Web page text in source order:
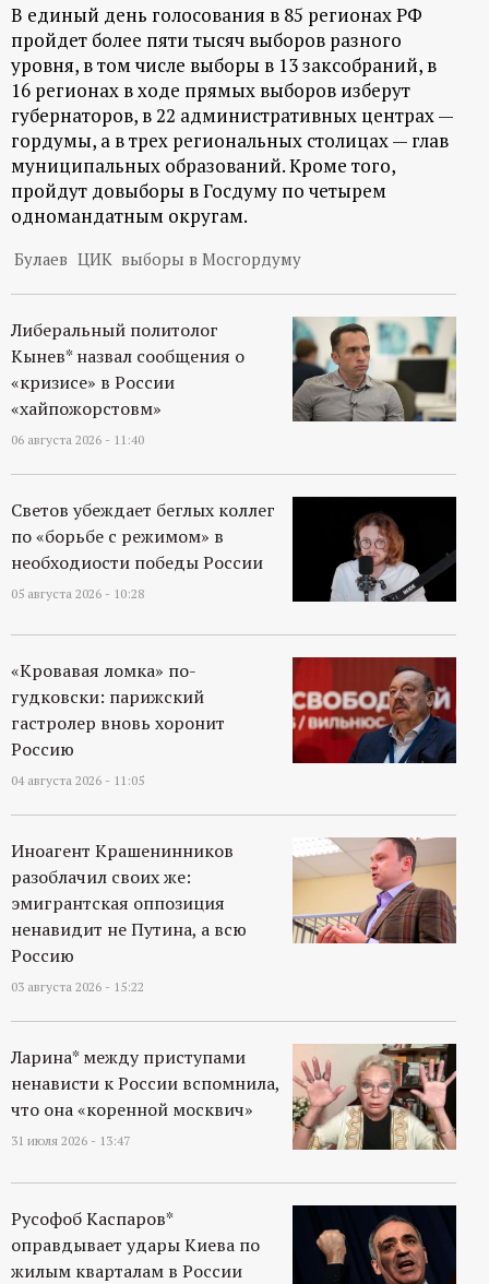
В единый день голосования в 85 регионах РФ
пройдет более пяти тысяч выборов разного
уровня, в том числе выборы в 13 заксобраний, в
16 регионах в ходе прямых выборов изберут
губернаторов, в 22 административных центрах —
гордумы, а в трех региональных столицах — глав
муниципальных образований. Кроме того,
пройдут довыборы в Госдуму по четырем
одномандатным округам.
Булаев ЦИК выборы в Мосгордуму
Либеральный политолог
Кынев* назвал сообщения о
«кризисе» в России
«хайпожорстовм»
06 августа 2026 - 11:40
Светов убеждает беглых коллег
по «борьбе с режимом» в
необходиости победы России
05 августа 2026 - 10:28
«Кровавая ломка» по-
гудковски: парижский
гастролер вновь хоронит
Россию
04 августа 2026 - 11:05
Иноагент Крашенинников
разоблачил своих же:
эмигрантская оппозиция
ненавидит не Путина, а всю
Россию
03 августа 2026 - 15:22
Ларина* между приступами
ненависти к России вспомнила,
что она «коренной москвич»
31 июля 2026 - 13:47
Русофоб Каспаров*
оправдывает удары Киева по
жилым кварталам в России